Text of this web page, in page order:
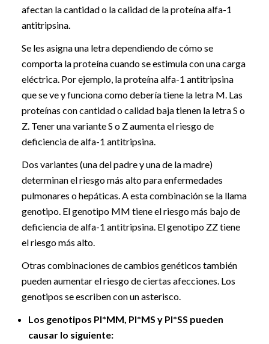
afectan la cantidad o la calidad de la proteína alfa-1
antitripsina.
Se les asigna una letra dependiendo de cómo se
comporta la proteína cuando se estimula con una carga
eléctrica. Por ejemplo, la proteína alfa-1 antitripsina
que se ve y funciona como debería tiene la letra M. Las
proteínas con cantidad o calidad baja tienen la letra S o
Z. Tener una variante S o Z aumenta el riesgo de
deficiencia de alfa-1 antitripsina.
Dos variantes (una del padre y una de la madre)
determinan el riesgo más alto para enfermedades
pulmonares o hepáticas. A esta combinación se la llama
genotipo. El genotipo MM tiene el riesgo más bajo de
deficiencia de alfa-1 antitripsina. El genotipo ZZ tiene
el riesgo más alto.
Otras combinaciones de cambios genéticos también
pueden aumentar el riesgo de ciertas afecciones. Los
genotipos se escriben con un asterisco.
Los genotipos PI*MM, PI*MS y PI*SS pueden
causar lo siguiente: